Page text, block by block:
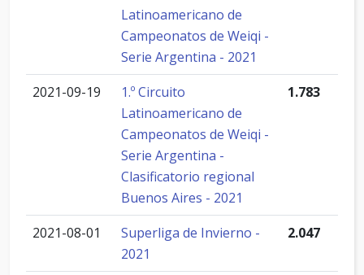
Latinoamericano de
Campeonatos de Weiqi -
Serie Argentina - 2021
2021-09-19
1.º Circuito
Latinoamericano de
Campeonatos de Weiqi -
Serie Argentina -
Clasificatorio regional
Buenos Aires - 2021
1.783
2021-08-01
Superliga de Invierno -
2021
2.047